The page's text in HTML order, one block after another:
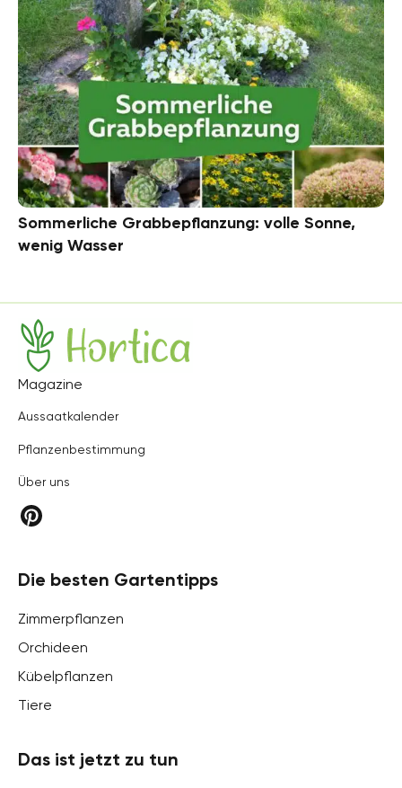
Sommerliche Grabbepflanzung: volle Sonne,
wenig Wasser
Hortica
Magazine
Aussaatkalender
Pflanzenbestimmung
Über uns
Die besten Gartentipps
Zimmerpflanzen
Orchideen
Kübelpflanzen
Tiere
Das ist jetzt zu tun